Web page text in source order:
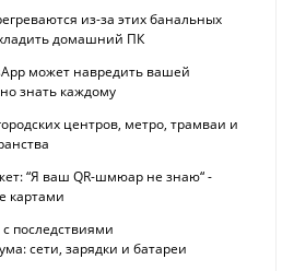
из-за этих банальных
домашний ПК
может навредить вашей
знать каждому
центров, метро, трамваи и
“Я ваш QR-шмюар не знаю“ -
картами
с последствиями
сети, зарядки и батареи